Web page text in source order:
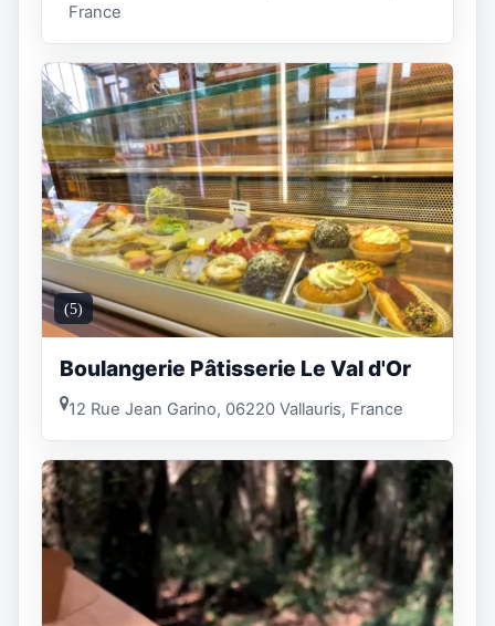
France
(5)
Boulangerie Pâtisserie Le Val d'Or
12 Rue Jean Garino, 06220 Vallauris, France